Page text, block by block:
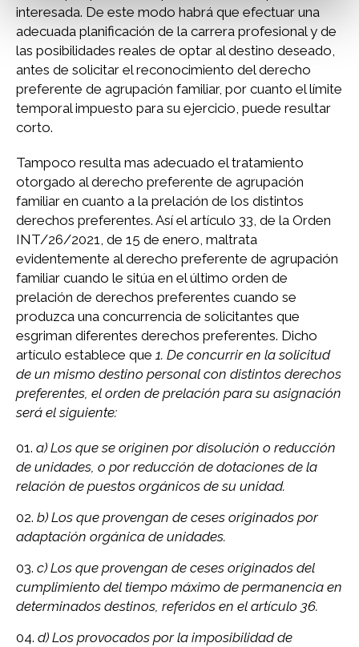
interesada. De este modo habrá que efectuar una
adecuada planificación de la carrera profesional y de
las posibilidades reales de optar al destino deseado,
antes de solicitar el reconocimiento del derecho
preferente de agrupación familiar, por cuanto el límite
temporal impuesto para su ejercicio, puede resultar
corto.
Tampoco resulta mas adecuado el tratamiento
otorgado al derecho preferente de agrupación
familiar en cuanto a la prelación de los distintos
derechos preferentes. Así el artículo 33, de la Orden
INT/26/2021, de 15 de enero, maltrata
evidentemente al derecho preferente de agrupación
familiar cuando le sitúa en el último orden de
prelación de derechos preferentes cuando se
produzca una concurrencia de solicitantes que
esgriman diferentes derechos preferentes. Dicho
artículo establece que 1. De concurrir en la solicitud
de un mismo destino personal con distintos derechos
preferentes, el orden de prelación para su asignación
será el siguiente:
a) Los que se originen por disolución o reducción
de unidades, o por reducción de dotaciones de la
relación de puestos orgánicos de su unidad.
b) Los que provengan de ceses originados por
adaptación orgánica de unidades.
c) Los que provengan de ceses originados del
cumplimiento del tiempo máximo de permanencia en
determinados destinos, referidos en el artículo 36.
d) Los provocados por la imposibilidad de